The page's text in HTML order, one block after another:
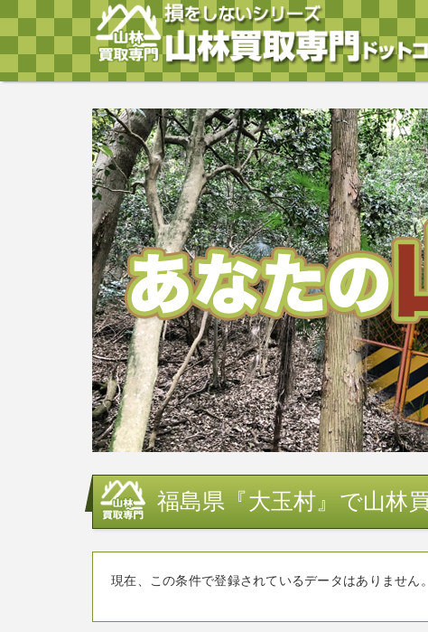
福島県『大玉村』で山林
現在、この条件で登録されているデータはありません。